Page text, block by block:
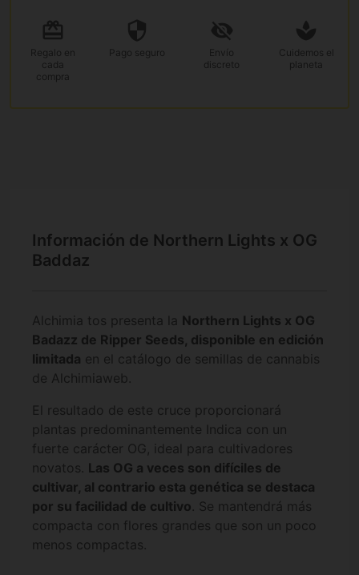
Regalo en
cada
compra
Pago seguro
Envío
discreto
Cuidemos el
planeta
Información de Northern Lights x OG
Baddaz
Alchimia tos presenta la Northern Lights x OG
Badazz de Ripper Seeds, disponible en edición
limitada en el catálogo de semillas de cannabis
de Alchimiaweb.
El resultado de este cruce proporcionará
plantas predominantemente Indica con un
fuerte carácter OG, ideal para cultivadores
novatos. Las OG a veces son difíciles de
cultivar, al contrario esta genética se destaca
por su facilidad de cultivo. Se mantendrá más
compacta con flores grandes que son un poco
menos compactas.